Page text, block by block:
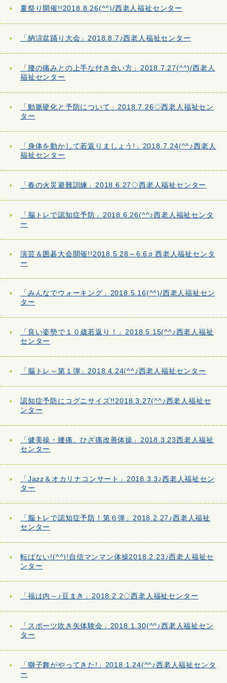
夏祭り開催!!2018.8.26(^^)/西老人福祉センター
「納涼盆踊り大会」2018.8.7♪西老人福祉センター
「腰の痛みとの上手な付き合い方」2018.7.27(^^)/西老人
福祉センター
「動脈硬化と予防について」2018.7.26◇西老人福祉セン
ター
「身体を動かして若返りましょう!」2018.7.24(^^♪西老人
福祉センター
「春の火災避難訓練」2018.6.27◇西老人福祉センター
「脳トレで認知症予防」2018.6.26(^^♪西老人福祉センタ
ー
演芸＆囲碁大会開催!!2018.5.28～6.6♬西老人福祉センタ
ー
「みんなでウォーキング」2018.5.16(^^)/西老人福祉セン
ター
「良い姿勢で１０歳若返り！」2018.5.15(^^♪西老人福祉
センター
「脳トレ～第１弾」2018.4.24(^^♪西老人福祉センター
認知症予防にコグニサイズ!!2018.3.27(^^♪西老人福祉セ
ンター
「健美操・腰痛、ひざ痛改善体操」2018.3.23西老人福祉
センター
「Jazz＆オカリナコンサート」2018.3.3♪西老人福祉セン
ター
「脳トレで認知症予防！第６弾」2018.2.27♪西老人福祉
センター
転ばない!(^^)!自信マンマン体操2018.2.23♪西老人福祉セ
ンター
「福は内～♪豆まき」2018.2.2◇西老人福祉センター
「スポーツ吹き矢体験会」2018.1.30(^^♪西老人福祉セン
ター
「獅子舞がやってきた!」2018.1.24(^^♪西老人福祉センタ
ー